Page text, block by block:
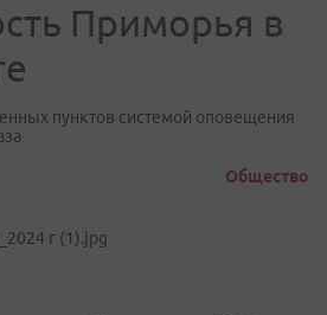
Приморья в
пунктов системой оповещения
Общество